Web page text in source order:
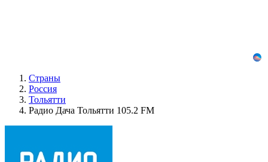
Страны
Россия
Тольятти
Радио Дача Тольятти 105.2 FM